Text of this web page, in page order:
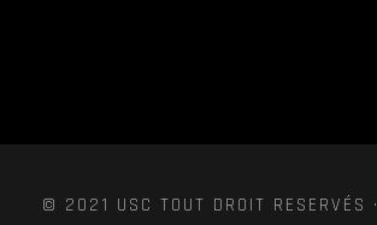
© 2021 USC TOUT DROIT RESERVÉS ·